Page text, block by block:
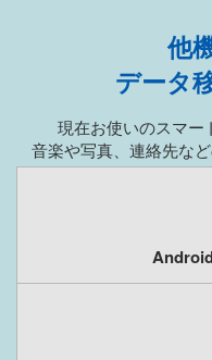
他
データ
現在お使いのスマー
音楽や写真、連絡先な